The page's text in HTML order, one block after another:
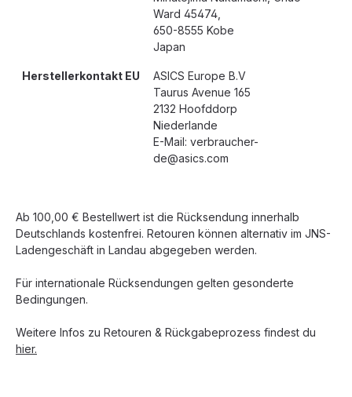
Ward 45474,
650-8555 Kobe
Japan
Herstellerkontakt EU
ASICS Europe B.V
Taurus Avenue 165
2132 Hoofddorp
Niederlande
E-Mail: verbraucher-
de@asics.com
Ab 100,00 € Bestellwert ist die Rücksendung innerhalb
Deutschlands kostenfrei. Retouren können alternativ im JNS-
Ladengeschäft in Landau abgegeben werden.
Für internationale Rücksendungen gelten gesonderte
Bedingungen.
Weitere Infos zu Retouren & Rückgabeprozess findest du
hier.